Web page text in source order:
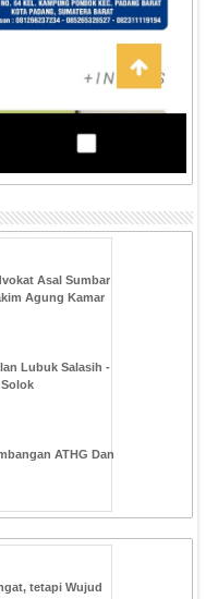
Asal Sumbar
Agung Kamar
Lubuk Salasih -
ATHG Dan
tetapi Wujud